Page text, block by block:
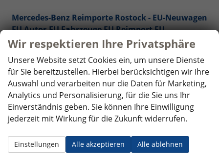
Mercedes-Benz Reimporte Rostock - EU-Neuwagen
EU Autos EU Fahrzeuge EU Reimport EU
Neuwagen
Nissan Reimporte Rostock - EU-Neuwagen EU
Autos EU Fahrzeuge EU Reimport EU Neuwagen
Opel Reimporte Rostock - EU-Neuwagen EU Autos
EU Fahrzeuge EU Reimport EU Neuwagen
Peugeot Reimporte Rostock - EU-Neuwagen EU
Autos EU Fahrzeuge EU Reimport EU Neuwagen
Renault Reimporte Rostock - EU-Neuwagen EU
Autos EU Fahrzeuge EU Reimport EU Neuwagen
Seat Reimporte Rostock - EU-Neuwagen EU Autos
Wir respektieren Ihre Privatsphäre
Unsere Website setzt Cookies ein, um unsere Dienste
für Sie bereitzustellen. Hierbei berücksichtigen wir Ihre
Auswahl und verarbeiten nur die Daten für Marketing,
Analytics und Personalisierung, für die Sie uns Ihr
Einverständnis geben. Sie können Ihre Einwilligung
jederzeit mit Wirkung für die Zukunft widerrufen.
Alle akzeptieren Alle ablehnen
Einstellungen